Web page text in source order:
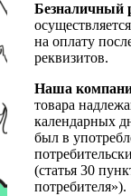
Безналичный
на оплату
реквизитов.
Наша
товара
календарных
был в
(статья 30
потребителя»).